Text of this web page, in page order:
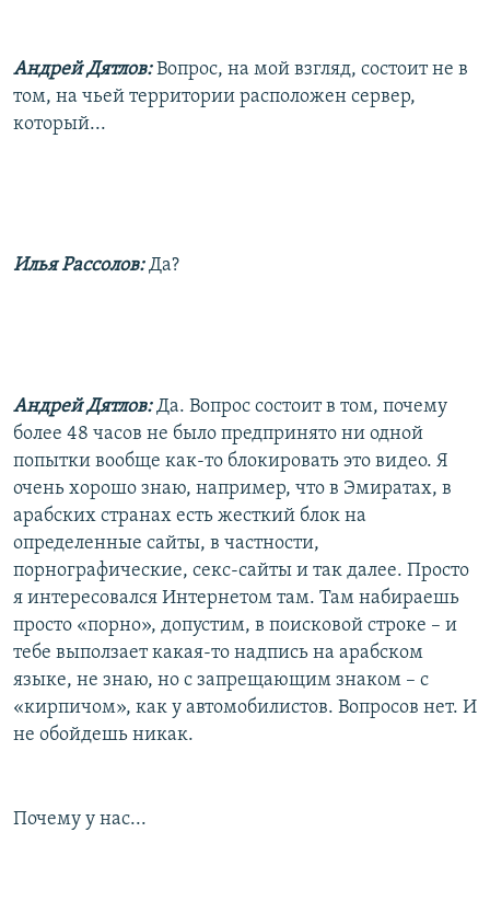
Андрей Дятлов:Вопрос, на мой взгляд, состоит не в
том, на чьей территории расположен сервер,
который...
Илья Рассолов:Да?
Андрей Дятлов:Да. Вопрос состоит в том, почему
более 48 часов не было предпринято ни одной
попытки вообще как-то блокировать это видео. Я
очень хорошо знаю, например, что в Эмиратах, в
арабских странах есть жесткий блок на
определенные сайты, в частности,
порнографические, секс-сайты и так далее. Просто
я интересовался Интернетом там. Там набираешь
просто «порно», допустим, в поисковой строке – и
тебе выползает какая-то надпись на арабском
языке, не знаю, но с запрещающим знаком – с
«кирпичом», как у автомобилистов. Вопросов нет. И
не обойдешь никак.
Почему у нас...